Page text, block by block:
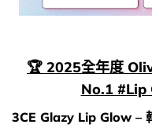
🏆 2025全年度
No.1 #Lip
3CE Glazy Lip Glow –